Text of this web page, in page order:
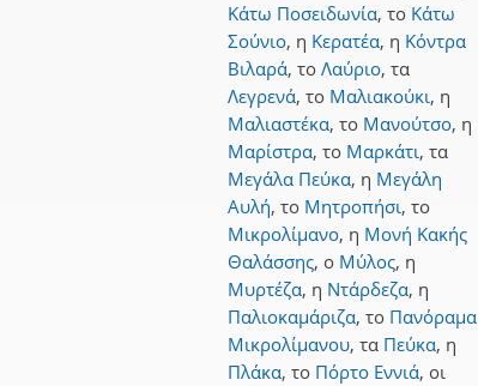
Κάτω Ποσειδωνία, το Κάτω
Σούνιο, η Κερατέα, η Κόντρα
Βιλαρά, το Λαύριο, τα
Λεγρενά, το Μαλιακούκι, η
Μαλιαστέκα, το Μανούτσο, η
Μαρίστρα, το Μαρκάτι, τα
Μεγάλα Πεύκα, η Μεγάλη
Αυλή, το Μητροπήσι, το
Μικρολίμανο, η Μονή Κακής
Θαλάσσης, ο Μύλος, η
Μυρτέζα, η Ντάρδεζα, η
Παλιοκαμάριζα, το Πανόραμα
Μικρολίμανου, τα Πεύκα, η
Πλάκα, το Πόρτο Εννιά, οι